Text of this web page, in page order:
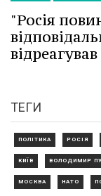
"Росія
ТЕГИ
ПОЛІТИКА РОСІЯ
КИЇВ ВОЛОДИМИР
МОСКВА НАТО